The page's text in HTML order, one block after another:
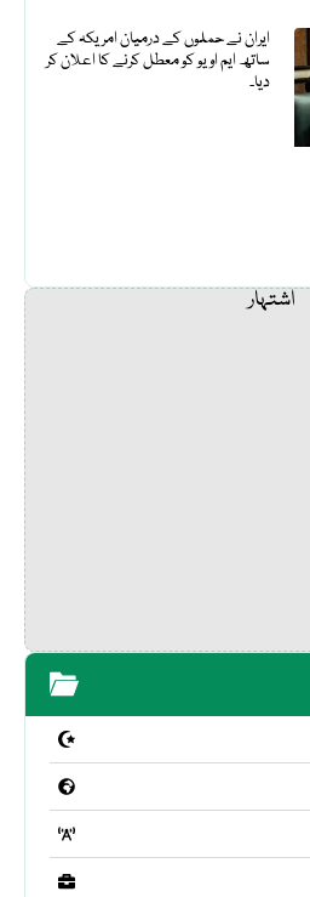
ایران نے حملوں کے درمیان امریکہ کے
ساتھ ایم او یو کو معطل کرنے کا اعلان کر
دیا۔
اشتہار